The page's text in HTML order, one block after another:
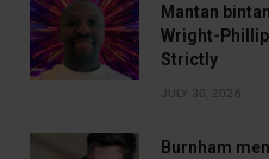
Mantan
Wright-
Strictly
JULY 30, 2026
Burnham